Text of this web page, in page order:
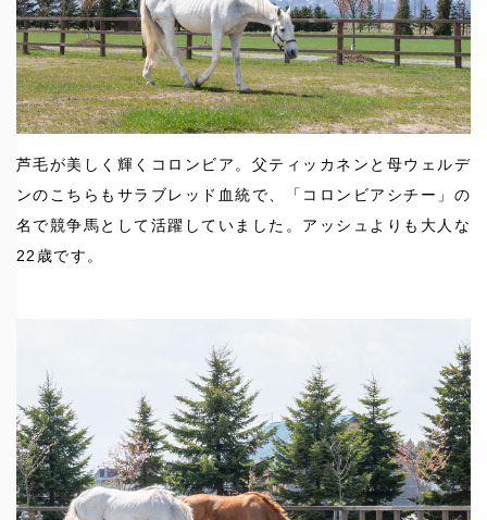
芦毛が美しく輝くコロンビア。父ティッカネンと母ウェルデ
ンのこちらもサラブレッド血統で、「コロンビアシチー」の
名で競争馬として活躍していました。アッシュよりも大人な
22歳です。